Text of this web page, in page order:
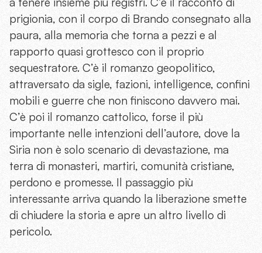
prigionia, con il corpo di Brando consegnato alla
paura, alla memoria che torna a pezzi e al
rapporto quasi grottesco con il proprio
sequestratore. C’è il romanzo geopolitico,
attraversato da sigle, fazioni, intelligence, confini
mobili e guerre che non finiscono davvero mai.
C’è poi il romanzo cattolico, forse il più
importante nelle intenzioni dell’autore, dove la
Siria non è solo scenario di devastazione, ma
terra di monasteri, martiri, comunità cristiane,
perdono e promesse. Il passaggio più
interessante arriva quando la liberazione smette
di chiudere la storia e apre un altro livello di
pericolo.